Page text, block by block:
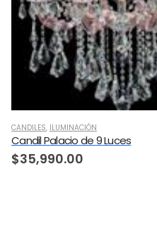
CANDILES, ILUMINACIÓN
Candil Palacio de 9 Luces
$35,990.00